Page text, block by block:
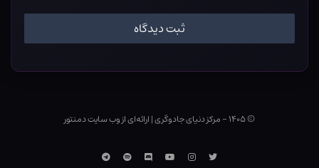
© ۱۴۰۵ - مرکز دنیای جادوگری |ارائه‌ای از وب ‌سایت دمنتور
توییتر اینستاگرام
یوتوب Discordاسپاتیفایتلگرام